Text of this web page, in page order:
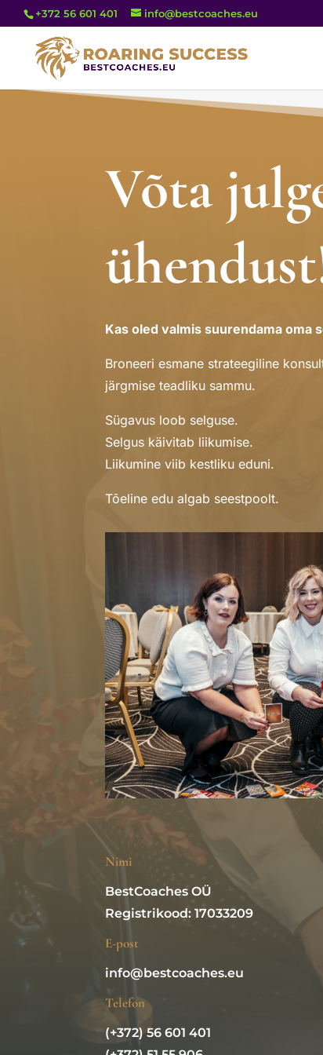
+372 56 601 401 info@bestcoaches.eu
Võta
Kas oled valmis suurendama oma
Broneeri esmane strateegiline
järgmise teadliku sammu.
Sügavus loob selguse.
Selgus käivitab liikumise.
Liikumine viib kestliku eduni.
Tõeline edu algab seestpoolt.
Nimi
BestCoaches OÜ
Registrikood: 17033209
E-post
info@bestcoaches.eu
Telefon
(+372) 56 601 401